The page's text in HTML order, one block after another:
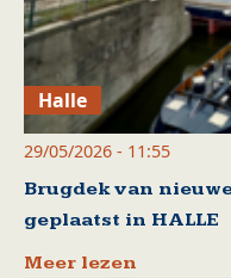
Halle
29/05/2026 - 11:55
Brugdek van
geplaatst in HALLE
Meer lezen